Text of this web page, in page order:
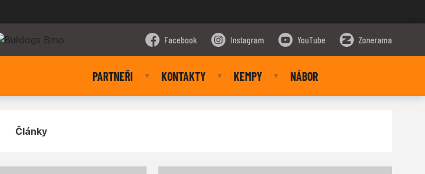
Facebook Instagram YouTube Zonerama
PARTNEŘI KONTAKTY KEMPY NÁBOR
Články